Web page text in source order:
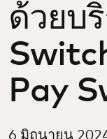
ข่าวสารแ
ด้วยบ
Pay
6 มิถุนายน